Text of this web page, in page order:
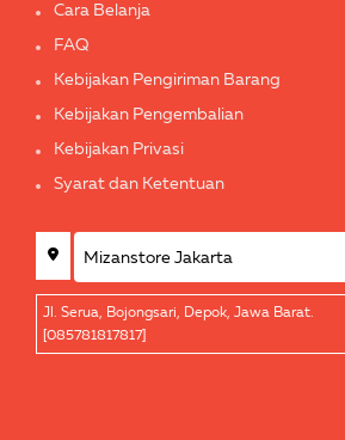
Cara Belanja
FAQ
Kebijakan Pengiriman Barang
Kebijakan Pengembalian
Kebijakan Privasi
Syarat dan Ketentuan
Jl. Serua, Bojongsari, Depok, Jawa Barat.
[085781817817]